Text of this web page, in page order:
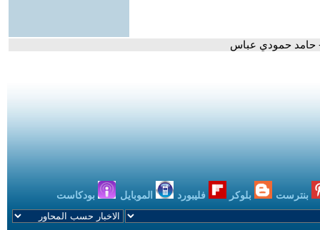
- حامد حمودي عباس
بنترست بلوكر فليبورد الموبايل بودكاست